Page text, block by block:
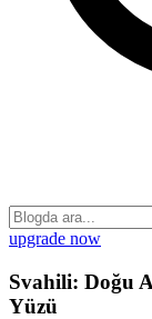
upgrade now
Svahili: Doğu
Yüzü